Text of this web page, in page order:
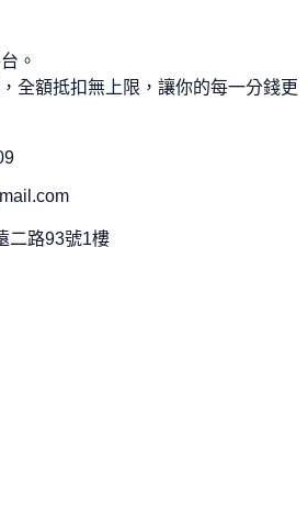
。
全額抵扣無上限，讓你的每一分錢更
二路93號1樓